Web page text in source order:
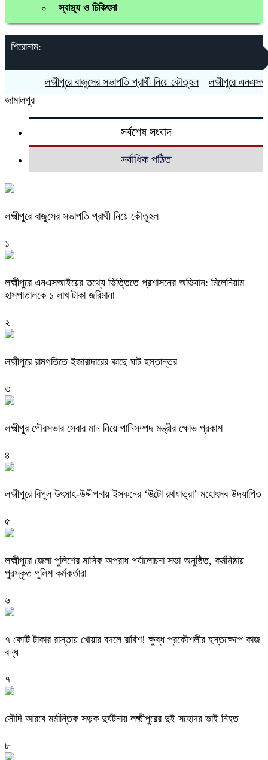
স্বাস্থ্য ও চিকিৎসা
শিরোনাম:
লক্ষ্মীপুরে বাজুসের সভাপতি প্রার্থী নিয়ে কৌতূহল
লক্ষ্মীপুরে
জামালপুর
সর্বশেষ সংবাদ
সর্বাধিক পঠিত
লক্ষ্মীপুরে বাজুসের সভাপতি প্রার্থী নিয়ে কৌতূহল
১
লক্ষ্মীপুরে এনএসআইয়ের তথ্যে ভিত্তিতে প্রশাসনের অভিযান: মিলেনিয়াম
হাসপাতালকে ১ লাখ টাকা জরিমানা
২
লক্ষ্মীপুরে রামগতিতে ইজারাদারের কাছে ঘাট হস্তান্তর
৩
লক্ষ্মীপুর পৌরসভার সেবার মান নিয়ে পানিসম্পদ মন্ত্রীর ক্ষোভ প্রকাশ
৪
লক্ষ্মীপুরে বিপুল উৎসাহ-উদ্দীপনায় ইসকনের ‘উল্টো রথযাত্রা’ মহোৎসব উদযাপিত
৫
লক্ষ্মীপুরে জেলা পুলিশের মাসিক অপরাধ পর্যালোচনা সভা অনুষ্ঠিত, কর্মনিষ্ঠায়
পুরস্কৃত পুলিশ কর্মকর্তারা
৬
৭ কোটি টাকার রাস্তায় খোয়ার বদলে রাবিশ! ক্ষুব্ধ প্রকৌশলীর হস্তক্ষেপে কাজ
বন্ধ
৭
সৌদি আরবে মর্মান্তিক সড়ক দুর্ঘটনায় লক্ষ্মীপুরের দুই সহোদর ভাই নিহত
৮